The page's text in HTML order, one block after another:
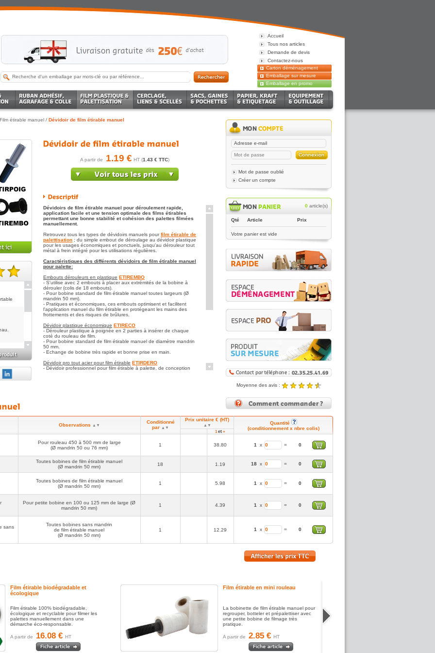
Film étirable manuel / Dévidoir de film étirable manuel
!
(3
solide
A partir de 1.19 € HT (1.43 € TTC)
Dévidoirs de film étirable manuel pour déroulement rapide,
application facile et une tension optimale des films étirables
permettant une bonne stabilité et cohésion des palettes filmées
manuellement.
Retrouvez tous les types de dévidoirs manuels pourfilm étirable de
palettisation ; du simple embout de déroulage au dévidoir plastique
pour les usages économiques et ponctuels, jusqu'au dérouleur tout
métal à frein intégré pour les utilisations régulières.
Caractéristiques des différents dévidoirs de film étirable manuel
pour palette:
Embouts dérouleurs en plastique ETIREMBO
- S'utilise avec 2 embouts à placer aux extrémités de la bobine à
dérouler (colis de 18 embouts).
- Pour bobine standard de film étirable manuel toutes largeurs (Ø
mandrin 50 mm).
- Pratiques et économiques, ces embouts optimisent et facilitent
l'application manuel du film étirable en protégeant les mains des
frottements et des risques de brûlures.
Dévidoir plastique économique ETIRECO
- Dérouleur plastique à poignée en 2 parties à insérer de chaque
coté du rouleau de film.
- Pour bobine standard de film étirable manuel de diamètre mandrin
50 mm.
- Echange de bobine très rapide et bonne prise en main.
Dévidoir pro tout acier pour film étirable ETIRDERO
- Dévidoir professionnel pour film étirable à palette, de conception
- S'utilise avec petite bobine de film étirable en 100 ou 125 mm de
- Poignée plastique avec partie rotative venant s'insérer dans le
renforcer les palettes présentant des faiblesses de gerbage.
- Spécifiquement conçu pour bobine sans tube carton central, ce
dévidoir en deux parties assure une très bonne prise en main et une
utilisation du film jusqu'au dernier centimètre.
large.
Mot de passe oublié
Créer un compte
0 article(s)
Qté Article Prix
Votre panier est vide
Moyenne des avis :
Noté4.89/5 |8431reviews
Observations ▲▼
Conditionné
par ▲▼
Prix unitaire € (HT)
▲▼
Quantité
(conditionnement x nbre colis)
1et +
Pour rouleau 450 à 500 mm de large
(Ø mandrin 50 ou 76 mm)
1 38.80 1 x = 0
Toutes bobines de film étirable manuel
(Ø mandrin 50 mm)
18 1.19 18 x = 0
Toutes bobines de film étirable manuel
(Ø mandrin 50 mm)
1 5.98 1 x = 0
Pour petite bobine en 100 ou 125 mm de large (Ø
mandrin 50 mm)
1 4.39 1 x = 0
sans
Toutes bobines sans mandrin
de film étirable manuel
(Ø mandrin 50 mm)
1 12.29 1 x = 0
Film étirable biodégradable et
écologique
Film étirable 100% biodégradable,
écologique et recyclable pour filmer les
palettes manuellement dans une
démarche éco-responsable.
A partir de 16.08 € HT
Film étirable en mini rouleau
La bobinette de film étirable manuel pour
regrouper, botteler et prépalettiser avec
une petite bobine de filmage très
pratique.
A partir de 2.85 € HT
Accueil
Tous nos articles
Demande de devis
Contactez-nous
Carton déménagement
Emballage sur mesure
Emballage en promo